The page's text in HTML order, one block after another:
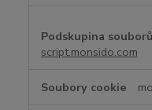
script.monsido.com